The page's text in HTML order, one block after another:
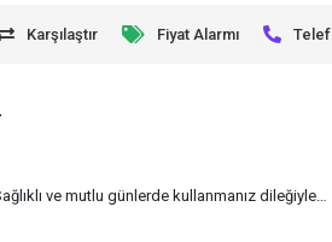
Karşılaştır Fiyat Alarmı
ve mutlu günlerde kullanmanız dileğiyle…